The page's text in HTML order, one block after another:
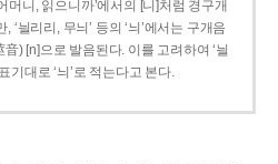
머니, 읽으니까’에서의 [니]처럼 경구개
‘늴리리, 무늬’ 등의 ‘늬’에서는 구개음
音) [n]으로 발음된다. 이를 고려하여 ‘늴
기대로 ‘늬’로 적는다고 본다.